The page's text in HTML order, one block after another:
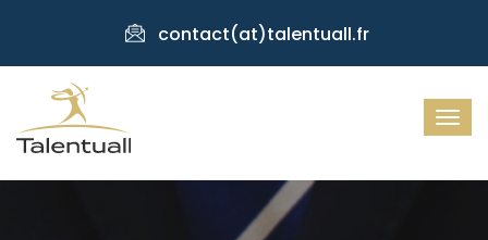
contact(at)talentuall.fr